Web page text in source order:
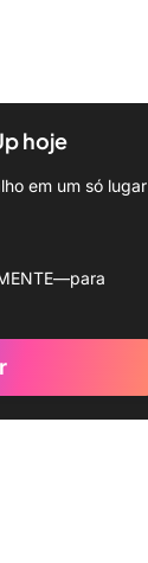
hoje
em um só lugar